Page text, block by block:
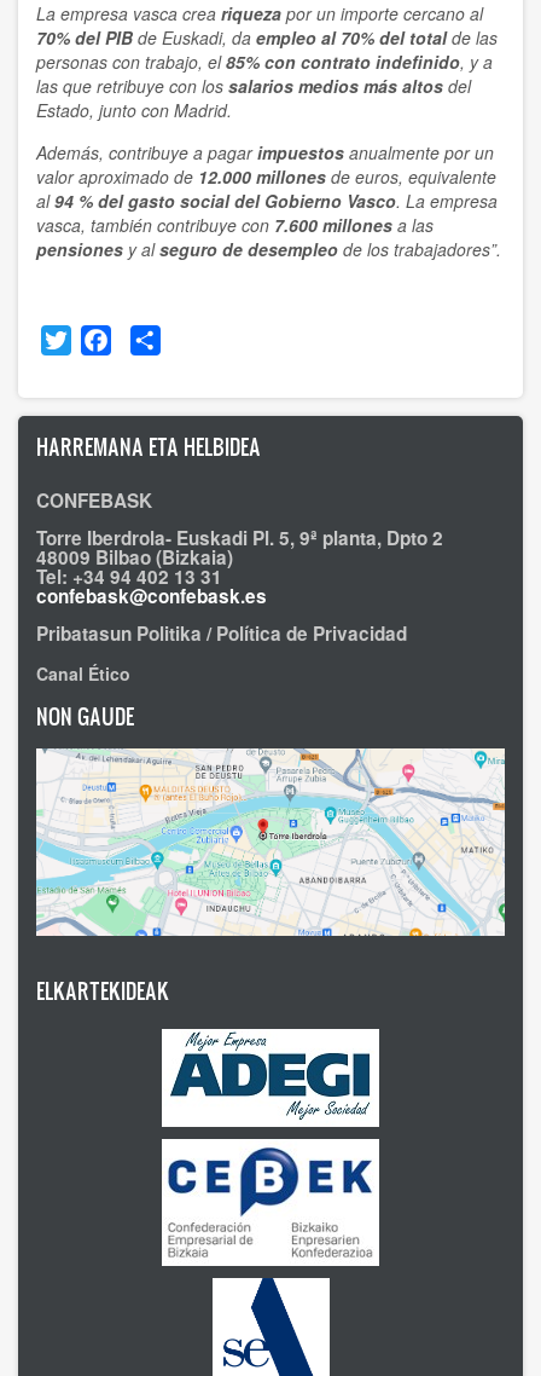
La empresa vasca crea riqueza por un importe cercano al
70% del PIB de Euskadi, da empleo al 70% del totalde las
personas con trabajo, el85% con contrato indefinido, y a
las que retribuye con los salarios medios más altos del
Estado, junto con Madrid.
Además, contribuye a pagarimpuestos anualmente por un
valor aproximado de 12.000 millones de euros, equivalente
al94 % del gasto social del Gobierno Vasco. La empresa
vasca, también contribuye con 7.600 millones a las
pensiones y alseguro de desempleo de los trabajadores”.
Twitter Facebook
HARREMANA ETA HELBIDEA
CONFEBASK
Torre Iberdrola- Euskadi Pl. 5, 9ª planta, Dpto 2
48009 Bilbao (Bizkaia)
Tel: +34 94 402 13 31
confebask@confebask.es
Pribatasun Politika / Política de Privacidad
Canal Ético
NON GAUDE
ELKARTEKIDEAK